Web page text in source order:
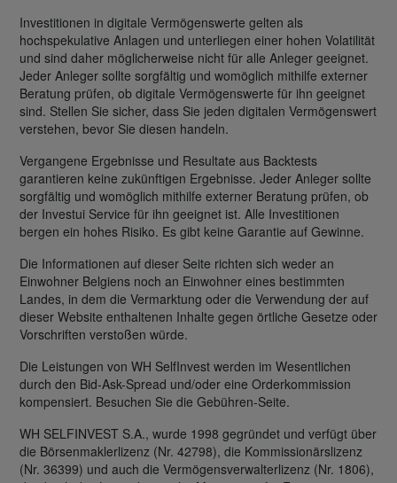
Investitionen in digitale Vermögenswerte gelten als
hochspekulative Anlagen und unterliegen einer hohen Volatilität
und sind daher möglicherweise nicht für alle Anleger geeignet.
Jeder Anleger sollte sorgfältig und womöglich mithilfe externer
Beratung prüfen, ob digitale Vermögenswerte für ihn geeignet
sind. Stellen Sie sicher, dass Sie jeden digitalen Vermögenswert
verstehen, bevor Sie diesen handeln.
Vergangene Ergebnisse und Resultate aus Backtests
garantieren keine zukünftigen Ergebnisse. Jeder Anleger sollte
sorgfältig und womöglich mithilfe externer Beratung prüfen, ob
der Investui Service für ihn geeignet ist. Alle Investitionen
bergen ein hohes Risiko. Es gibt keine Garantie auf Gewinne.
Die Informationen auf dieser Seite richten sich weder an
Einwohner Belgiens noch an Einwohner eines bestimmten
Landes, in dem die Vermarktung oder die Verwendung der auf
dieser Website enthaltenen Inhalte gegen örtliche Gesetze oder
Vorschriften verstoßen würde.
Die Leistungen von WH SelfInvest werden im Wesentlichen
durch den Bid-Ask-Spread und/oder eine Orderkommission
kompensiert. Besuchen Sie die Gebühren-Seite.
WH SELFINVEST S.A., wurde 1998 gegründet und verfügt über
die Börsenmaklerlizenz (Nr. 42798), die Kommissionärslizenz
(Nr. 36399) und auch die Vermögensverwalterlizenz (Nr. 1806),